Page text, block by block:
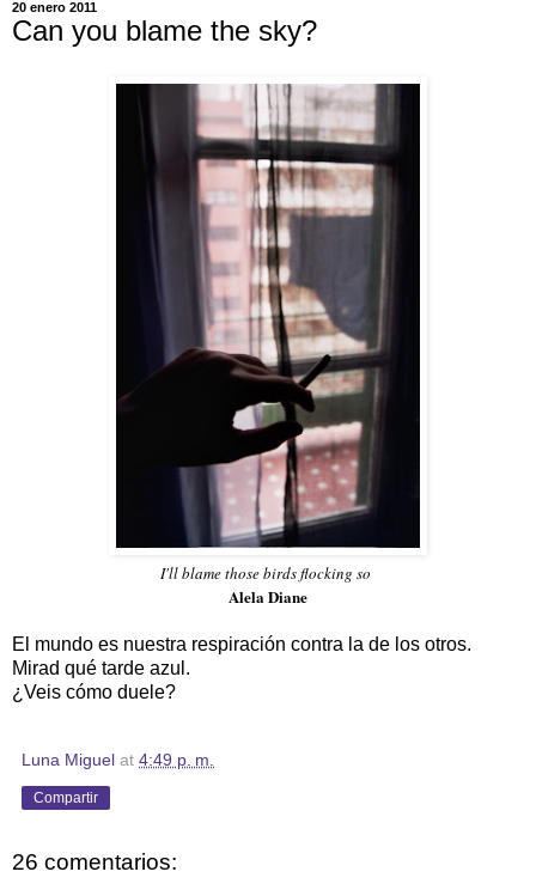
20 enero 2011
Can you blame the sky?
I'll blame those birds flocking so
Alela Diane
El mundo es nuestra respiración contra la de los otros.
Mirad qué tarde azul.
¿Veis cómo duele?
Luna Miguel at 4:49 p. m.
Compartir
26 comentarios: